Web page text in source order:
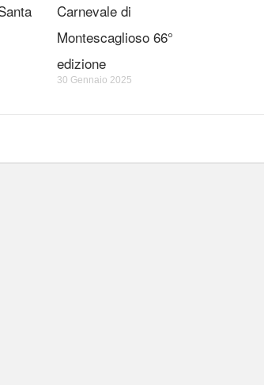
Carnevale di
Montescaglioso 66°
edizione
30 Gennaio 2025